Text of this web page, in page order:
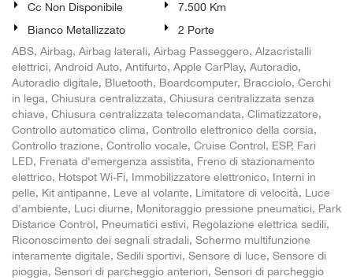
Cc Non Disponibile
7.500 Km
Bianco Metallizzato
2 Porte
ABS, Airbag, Airbag laterali, Airbag Passeggero, Alzacristalli
elettrici, Android Auto, Antifurto, Apple CarPlay, Autoradio,
Autoradio digitale, Bluetooth, Boardcomputer, Bracciolo, Cerchi
in lega, Chiusura centralizzata, Chiusura centralizzata senza
chiave, Chiusura centralizzata telecomandata, Climatizzatore,
Controllo automatico clima, Controllo elettronico della corsia,
Controllo trazione, Controllo vocale, Cruise Control, ESP, Fari
LED, Frenata d'emergenza assistita, Freno di stazionamento
elettrico, Hotspot Wi-Fi, Immobilizzatore elettronico, Interni in
pelle, Kit antipanne, Leve al volante, Limitatore di velocità, Luce
d'ambiente, Luci diurne, Monitoraggio pressione pneumatici, Park
Distance Control, Pneumatici estivi, Regolazione elettrica sedili,
Riconoscimento dei segnali stradali, Schermo multifunzione
interamente digitale, Sedili sportivi, Sensore di luce, Sensore di
pioggia, Sensori di parcheggio anteriori, Sensori di parcheggio